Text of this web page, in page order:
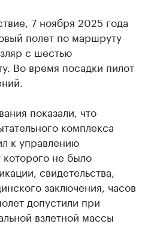
7 ноября 2025 года
полет по маршруту
c шестью
Во время посадки пилот
показали, что
комплекса
к управлению
которого не было
свидетельства,
заключения, часов
допустили при
взлетной массы